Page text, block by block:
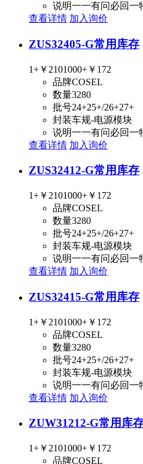
说明一一有问必回一
查看详情 加入询价
ZUS32405-G常用库存
1+ ￥2101000+ ￥172
品牌COSEL
数量3280
批号24+25+/26+27+
封装车规-电源模块
说明一一有问必回一
查看详情 加入询价
ZUS32412-G常用库存
1+ ￥2101000+ ￥172
品牌COSEL
数量3280
批号24+25+/26+27+
封装车规-电源模块
说明一一有问必回一
查看详情 加入询价
ZUS32415-G常用库存
1+ ￥2101000+ ￥172
品牌COSEL
数量3280
批号24+25+/26+27+
封装车规-电源模块
说明一一有问必回一
查看详情 加入询价
ZUW31212-G常用库
1+ ￥2101000+ ￥172
品牌COSEL